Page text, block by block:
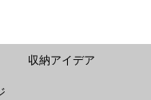
収納アイデア